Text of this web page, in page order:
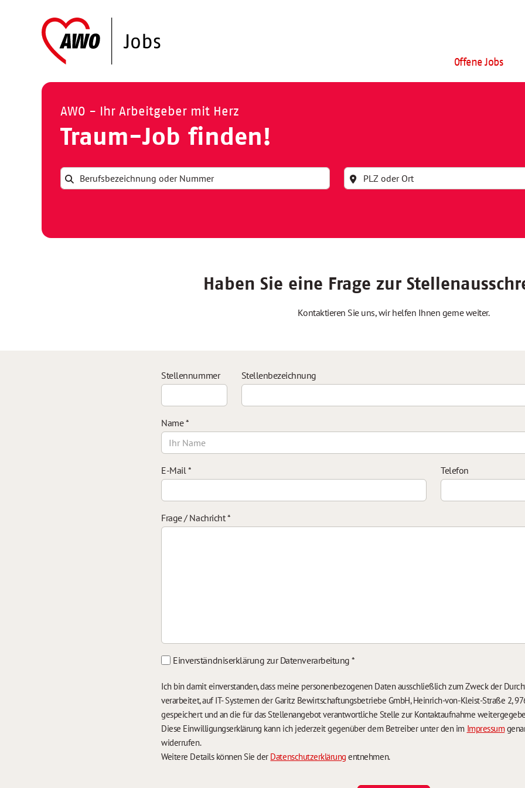
Offene Jobs
AWO - Ihr Arbeitgeber mit Herz
Traum-Job finden!
Haben Sie eine Frage zur
Kontaktieren Sie uns, wir helfen Ihnen gerne weiter.
Stellennummer Stellenbezeichnung
Name*
E-Mail* Telefon
Frage / Nachricht*
Einverständniserklärung zur Datenverarbeitung*
Ich bin damit einverstanden, dass meine personenbezogenen Daten ausschließlich zum Zweck der
verarbeitet, auf IT- Systemen der Garitz Bewirtschaftungsbetriebe GmbH, Heinrich-von-Kleist-Straße 2,
gespeichert und an die für das Stellenangebot verantwortliche Stelle zur Kontaktaufnahme
Diese Einwilligungserklärung kann ich jederzeit gegenüber dem Betreiber unter den im Impressum
widerrufen.
Weitere Details können Sie der Datenschutzerklärung entnehmen.